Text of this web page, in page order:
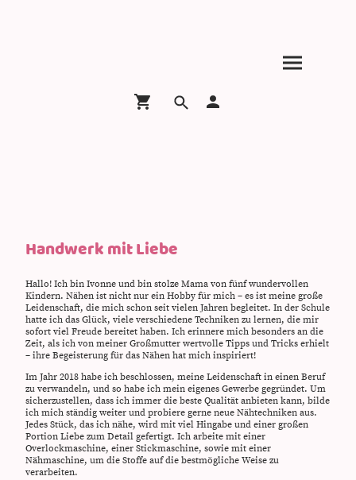
Handwerk mit Liebe
Hallo! Ich bin Ivonne und bin stolze Mama von fünf wundervollen
Kindern. Nähen ist nicht nur ein Hobby für mich – es ist meine große
Leidenschaft, die mich schon seit vielen Jahren begleitet. In der Schule
hatte ich das Glück, viele verschiedene Techniken zu lernen, die mir
sofort viel Freude bereitet haben. Ich erinnere mich besonders an die
Zeit, als ich von meiner Großmutter wertvolle Tipps und Tricks erhielt
– ihre Begeisterung für das Nähen hat mich inspiriert!
Im Jahr 2018 habe ich beschlossen, meine Leidenschaft in einen Beruf
zu verwandeln, und so habe ich mein eigenes Gewerbe gegründet. Um
sicherzustellen, dass ich immer die beste Qualität anbieten kann, bilde
ich mich ständig weiter und probiere gerne neue Nähtechniken aus.
Jedes Stück, das ich nähe, wird mit viel Hingabe und einer großen
Portion Liebe zum Detail gefertigt. Ich arbeite mit einer
Overlockmaschine, einer Stickmaschine, sowie mit einer
Nähmaschine, um die Stoffe auf die bestmögliche Weise zu
verarbeiten.